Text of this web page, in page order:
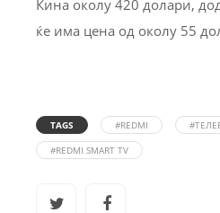
Кина околу 420 долари,
ќе има цена од околу 55
TAGS #REDMI
#REDMI SMART TV